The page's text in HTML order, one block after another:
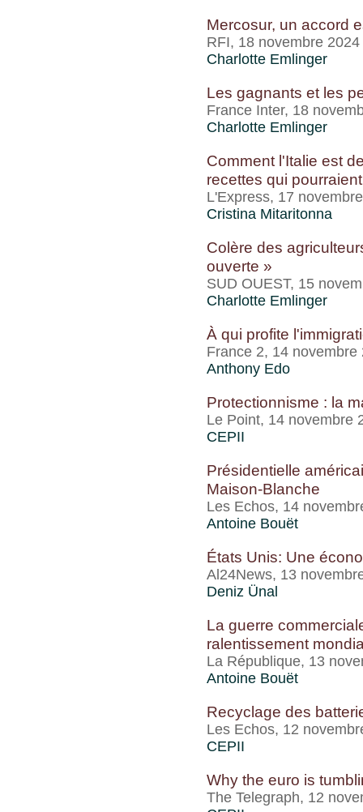
Mercosur, un accord
RFI, 18 novembre 2024
Charlotte Emlinger
Les gagnants et les
France Inter, 18
Charlotte Emlinger
Comment l'Italie est
recettes qui
L'Express, 17
Cristina Mitaritonna
Colère des
ouverte »
SUD OUEST, 15
Charlotte Emlinger
À qui profite
France 2, 14 novembre
Anthony Edo
Protectionnisme : la
Le Point, 14 novembre
CEPII
Présidentielle
Maison-Blanche
Les Echos, 14
Antoine Bouët
États Unis: Une
Al24News, 13
Deniz Ünal
La guerre
ralentissement
La République, 13
Antoine Bouët
Recyclage des
Les Echos, 12
CEPII
Why the euro is
The Telegraph, 12